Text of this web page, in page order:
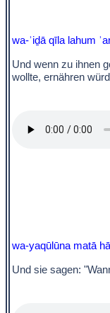
wa-ʾiḏā qīla lahum
Und wenn zu ihnen
wollte, ernähren
wa-yaqūlūna matā
Und sie sagen: